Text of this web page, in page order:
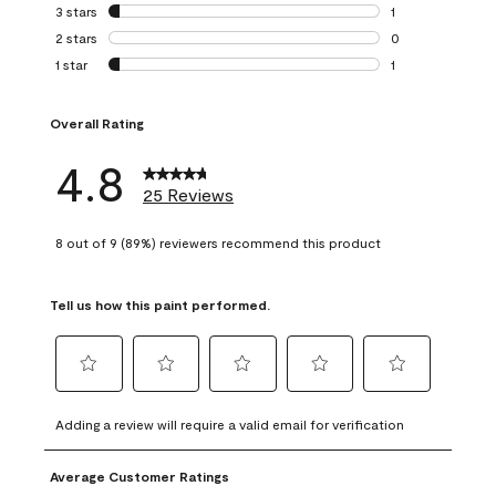
0 reviews with 4
3 stars stars
1
1 review with 3
2 stars stars
0
0 reviews with 2
1 star stars
1
Overall Rating
4.8 25 Reviews
8 out of 9 (89%) reviewers recommend this product
Tell us how this paint performed.
to
rate
the
item
to
rate
the
to
rate
the
item
to
rate
to
rate
Adding a review will require a valid email for verification
Average Customer Ratings